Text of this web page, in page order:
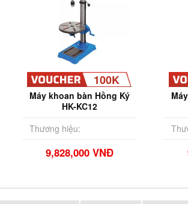
100K
Máy khoan bàn Hồng Ký
HK-KC12
Thương hiệu:
9,828,000 VNĐ